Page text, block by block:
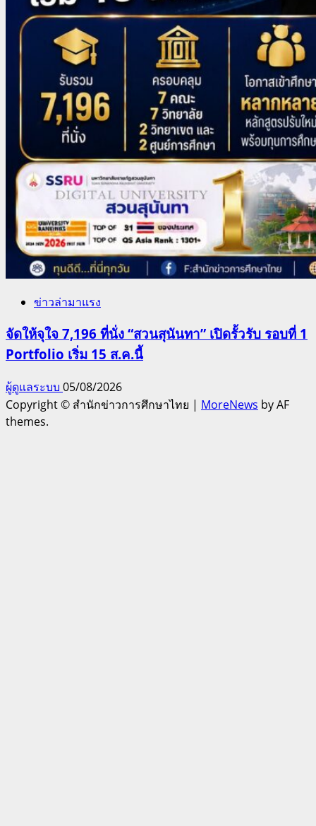
ข่าวล่ามาแรง
จัดให้จุใจ 7,196 ที่นั่ง “สวนสุนันทา” เปิดรั้วรับ รอบที่ 1
Portfolio เริ่ม 15 ส.ค.นี้
ผู้ดูแลระบบ 05/08/2026
Copyright © สำนักข่าวการศึกษาไทย | MoreNews by AF
themes.